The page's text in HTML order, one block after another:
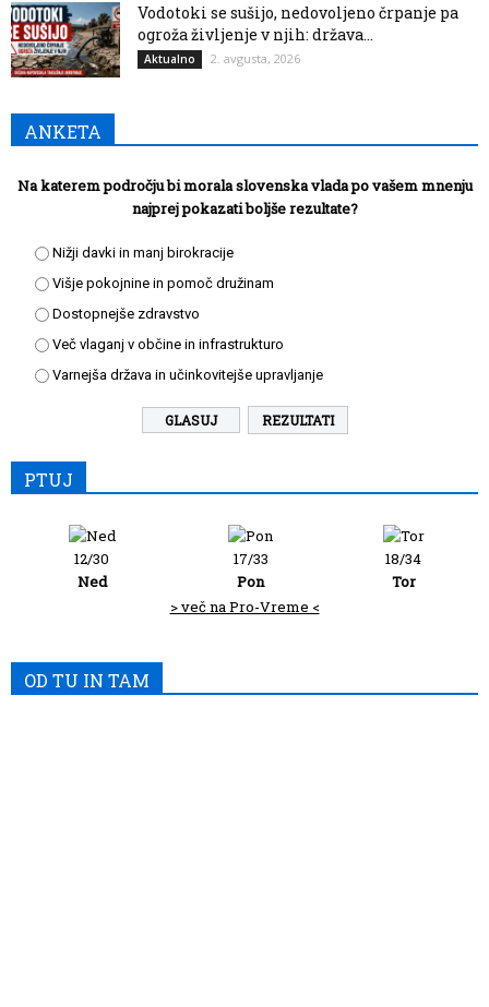
Vodotoki se sušijo, nedovoljeno črpanje pa
ogroža življenje v njih: država...
Aktualno 2. avgusta, 2026
ANKETA
Na katerem področju bi morala slovenska vlada po vašem mnenju
najprej pokazati boljše rezultate?
Nižji davki in manj birokracije
Višje pokojnine in pomoč družinam
Dostopnejše zdravstvo
Več vlaganj v občine in infrastrukturo
Varnejša država in učinkovitejše upravljanje
REZULTATI
PTUJ
12/30
Ned
17/33
Pon
18/34
Tor
> več na Pro-Vreme <
OD TU IN TAM